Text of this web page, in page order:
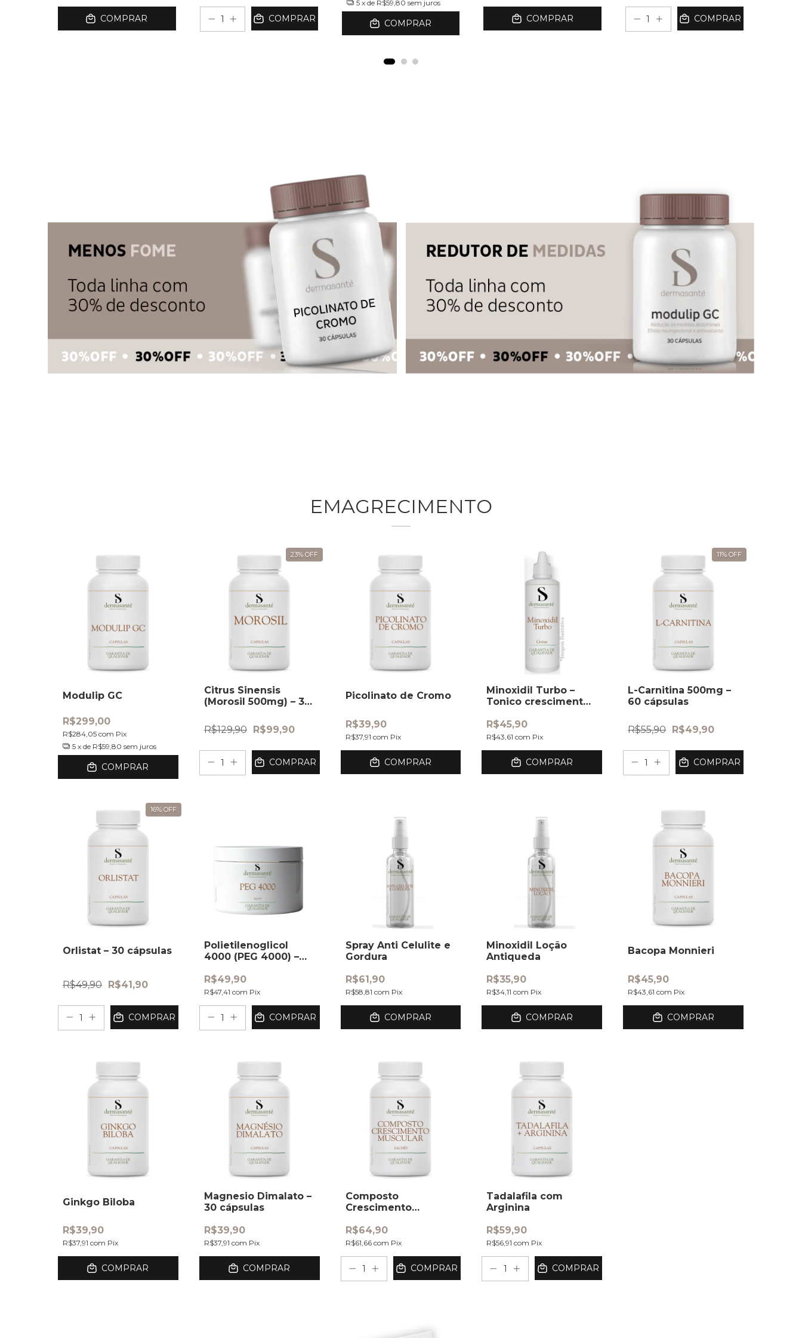
COMPRAR COMPRAR
EMAGRECIMENTO
Modulip GC
R$299,00
R$284,05 com Pix
5 x de R$59,80 sem juros
COMPRAR
23% OFF
Citrus Sinensis
(Morosil 500mg) – 30
R$129,90 R$99,90
COMPRAR
Picolinato de Cromo
R$39,90
R$37,91 com Pix
COMPRAR
Minoxidil Turbo –
Tonico crescimento
R$45,90
R$43,61com Pix
COMPRAR
11% OFF
L-Carnitina 500mg –
60 cápsulas
R$55,90 R$49,90
COMPRAR
16% OFF
Orlistat – 30 cápsulas
R$49,90 R$41,90
COMPRAR
Polietilenoglicol
4000 (PEG 4000) –
R$49,90
R$47,41 com Pix
COMPRAR
Spray Anti Celulite e
Gordura
R$61,90
R$58,81 com Pix
COMPRAR
Minoxidil Loção
Antiqueda
R$35,90
R$34,11com Pix
COMPRAR
Bacopa Monnieri
R$45,90
R$43,61com Pix
COMPRAR
Ginkgo Biloba
R$39,90
R$37,91 com Pix
COMPRAR
Magnesio Dimalato –
30 cápsulas
R$39,90
R$37,91 com Pix
COMPRAR
Composto
Crescimento
R$64,90
R$61,66 com Pix
COMPRAR
Tadalafila com
Arginina
R$59,90
R$56,91com Pix
COMPRAR